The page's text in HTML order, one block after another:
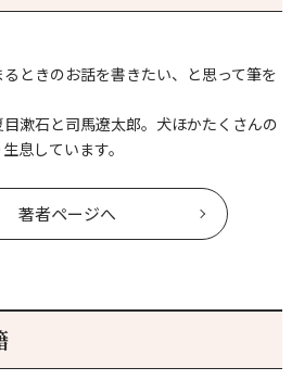
ときのお話を書きたい、と思って筆を
漱石と司馬遼太郎。犬ほかたくさんの
息しています。
著者ページへ